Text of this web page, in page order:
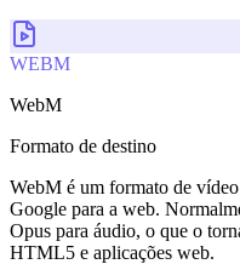
WEBM
WebM
Formato de destino
WebM é um formato de
Google para a web.
Opus para áudio, o que o
HTML5 e aplicações web.